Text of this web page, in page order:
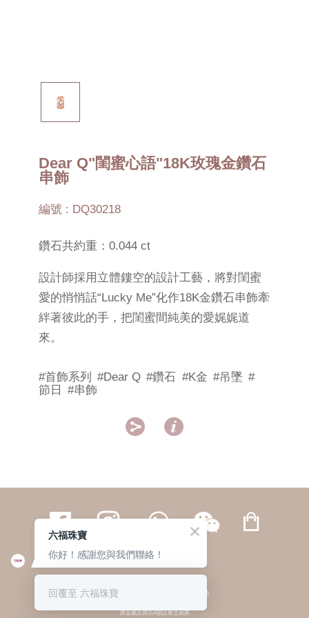
Dear Q"閨蜜心語"18K玫瑰金鑽石
串飾
編號 : DQ30218
鑽石共約重：0.044 ct
設計師採用立體鏤空的設計工藝，將對閨蜜
愛的悄悄話“Lucky Me”化作18K金鑽石串飾牽
絆著彼此的手，把閨蜜間純美的愛娓娓道
來。
#首飾系列 #Dear Q #鑽石 #K金 #吊墜 #
節日
#串飾
 
繁體 | 簡体
© 六福集團 版權所有 不得轉載 私隱政策
貴金屬及寶石A類註冊交易商
六福珠寶
你好！感謝您與我們聯絡！
回覆至 六福珠寶